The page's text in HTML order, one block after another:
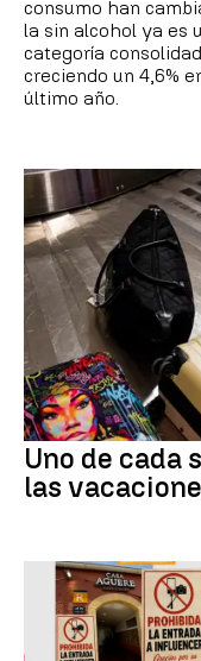
consumo han
la sin alcohol ya es
categoría
creciendo un 4,6%
último año.
Uno de cada
las